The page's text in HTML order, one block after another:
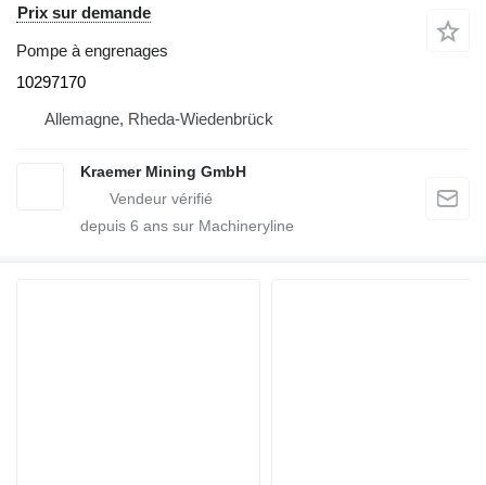
Prix sur demande
Pompe à engrenages
10297170
Allemagne, Rheda-Wiedenbrück
Kraemer Mining GmbH
depuis 6 ans sur Machineryline